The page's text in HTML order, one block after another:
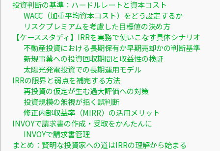
投資判断の基準：ハードルレートと資本コスト
WACC（加重平均資本コスト）をどう設定するか
リスクプレミアムを考慮した目標値の決め方
【ケーススタディ】IRRを実務で使いこなす具体シナリオ
不動産投資における長期保有か早期売却かの判断基準
新規事業への投資回収期間と収益性の検証
太陽光発電投資での長期運用モデル
IRRの限界と弱点を補完する方法
再投資の仮定が生む過大評価への対策
投資規模の無視が招く誤判断
修正内部収益率（MIRR）の活用メリット
INVOYで請求書の作成・受取をかんたんに
INVOYで請求書管理
まとめ：賢明な投資家への道はIRRの理解から始まる